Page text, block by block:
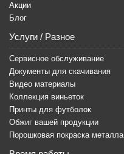
Акции
Блог
Услуги / Разное
Сервисное обслуживание
Документы для скачивания
Видео материалы
Коллекция виньеток
Принты для футболок
Обжиг вашей продукции
Порошковая покраска металла